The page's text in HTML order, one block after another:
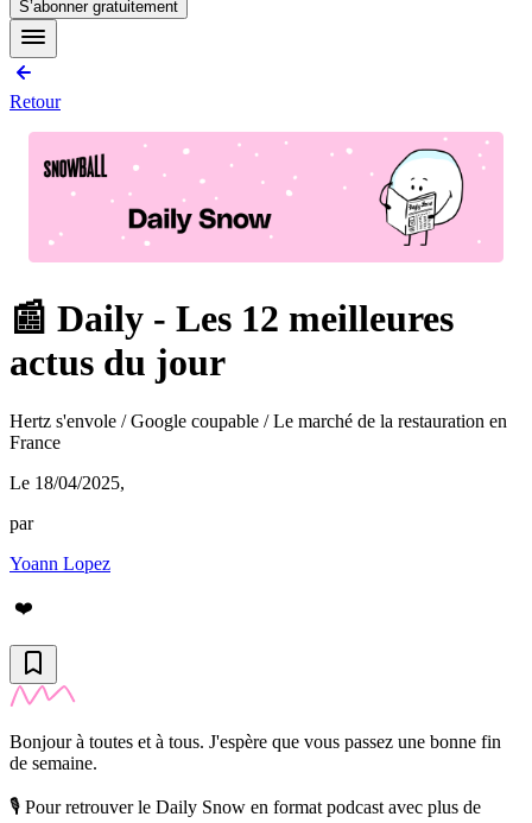
S’abonner gratuitement
Retour
📰 Daily - Les 12 meilleures
actus du jour
Hertz s'envole / Google coupable / Le marché de la restauration en
France
Le 18/04/2025,
par
Yoann Lopez
❤️
Bonjour à toutes et à tous. J'espère que vous passez une bonne fin
de semaine.
🎙️ Pour retrouver le Daily Snow en format podcast avec plus de